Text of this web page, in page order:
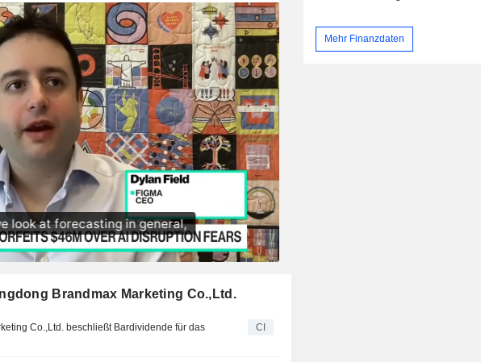
Brandmax Marketing Co.,Ltd.
Co.,Ltd. beschließt Bardividende für das
CI
Mehr Finanzdaten